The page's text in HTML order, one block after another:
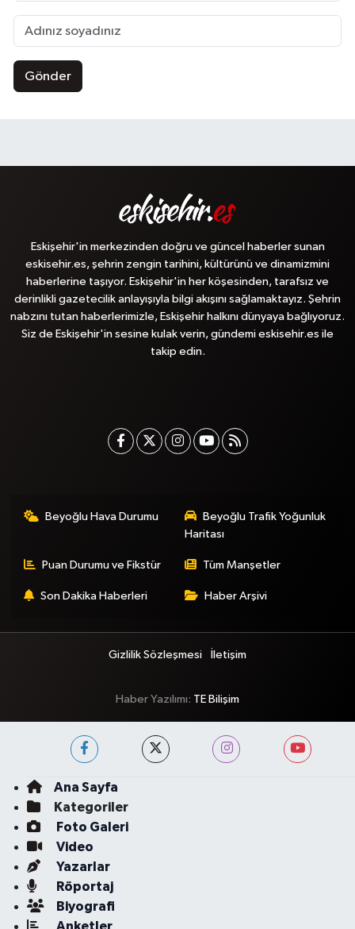
Gönder
Eskişehir'in merkezinden doğru ve güncel haberler sunan
eskisehir.es, şehrin zengin tarihini, kültürünü ve dinamizmini
haberlerine taşıyor. Eskişehir'in her köşesinden, tarafsız ve
derinlikli gazetecilik anlayışıyla bilgi akışını sağlamaktayız. Şehrin
nabzını tutan haberlerimizle, Eskişehir halkını dünyaya bağlıyoruz.
Siz de Eskişehir'in sesine kulak verin, gündemi eskisehir.es ile
takip edin.
Beyoğlu Hava Durumu
Beyoğlu Trafik Yoğunluk
Haritası
Puan Durumu ve Fikstür Tüm Manşetler
Son Dakika Haberleri Haber Arşivi
Gizlilik Sözleşmesi İletişim
Haber Yazılımı: TE Bilişim
Ana Sayfa
Kategoriler
Foto Galeri
Video
Yazarlar
Röportaj
Biyografi
Anketler